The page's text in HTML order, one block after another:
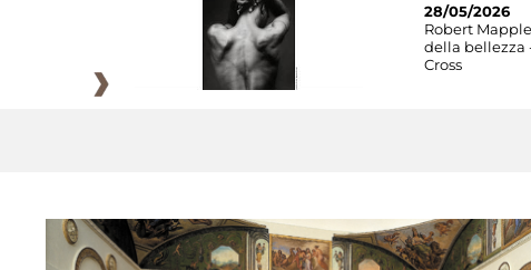
28/05/2026
Robert
della bellezza
Cross